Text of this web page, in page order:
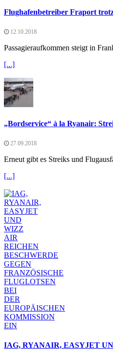
Flughafenbetreiber Fraport
12.10.2018
Passagieraufkommen steigt in
[...]
„Bordservice“ à la Ryanair:
27.09.2018
Erneut gibt es Streiks und
[...]
IAG, RYANAIR, EASYJET